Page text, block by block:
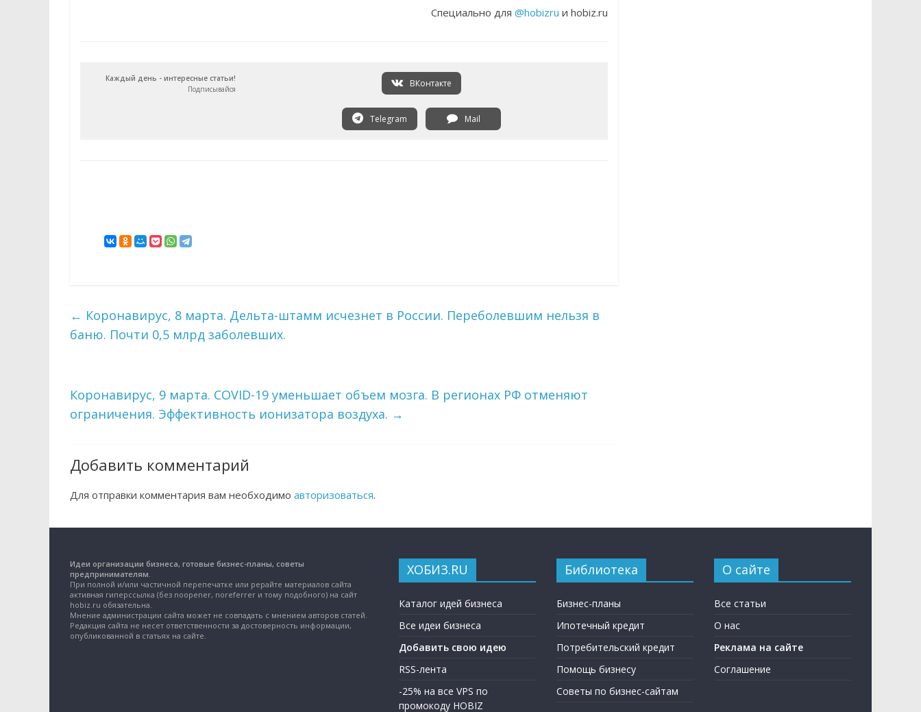
Специально для @hobizru и hobiz.ru
Каждый день - интересные статьи!
Подписывайся
ВКонтакте
Telegram Mail
← Коронавирус, 8 марта. Дельта-штамм исчезнет в России. Переболевшим нельзя в
баню. Почти 0,5 млрд заболевших.
Коронавирус, 9 марта. COVID-19 уменьшает объем мозга. В регионах РФ отменяют
ограничения. Эффективность ионизатора воздуха. →
Добавить комментарий
Для отправки комментария вам необходимо авторизоваться.
Идеи организации бизнеса, готовые бизнес-планы, советы
предпринимателям.
При полной и/или частичной перепечатке или рерайте материалов сайта
активная гиперссылка (без noopener, noreferrer и тому подобного) на сайт
hobiz.ru обязательна.
Мнение администрации сайта может не совпадать с мнением авторов статей.
Редакция сайта не несет ответственности за достоверность информации,
опубликованной в статьях на сайте.
ХОБИЗ.RU
Каталог идей бизнеса
Все идеи бизнеса
Добавить свою идею
RSS-лента
-25% на все VPS по
промокоду HOBIZ
Библиотека
Бизнес-планы
Ипотечный кредит
Потребительский кредит
Помощь бизнесу
Советы по бизнес-сайтам
О сайте
Все статьи
О нас
Реклама на сайте
Соглашение